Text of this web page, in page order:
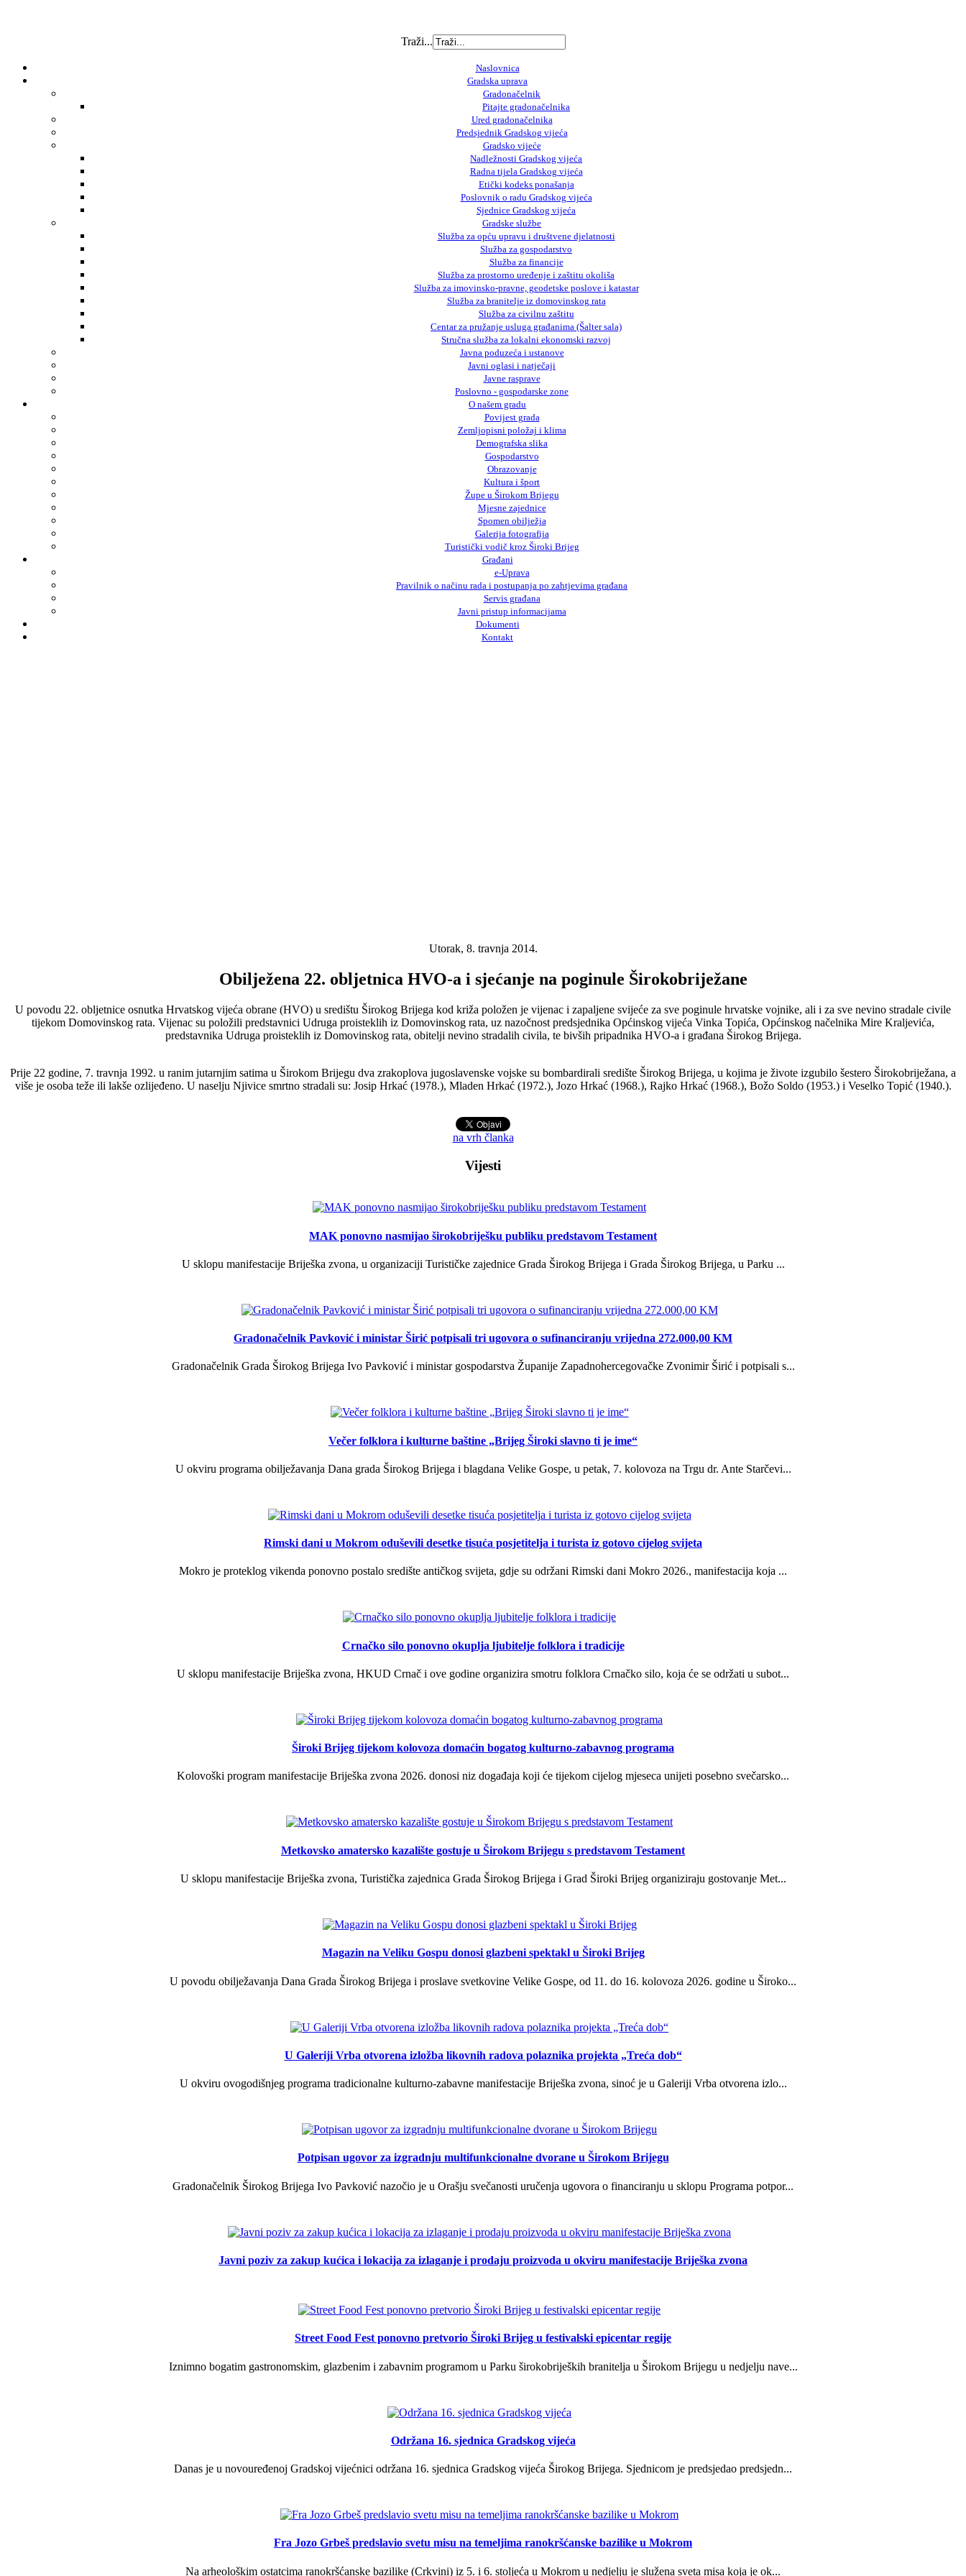
Traži...
Naslovnica
Gradska uprava
Gradonačelnik
Pitajte gradonačelnika
Ured gradonačelnika
Predsjednik Gradskog vijeća
Gradsko vijeće
Nadležnosti Gradskog vijeća
Radna tijela Gradskog vijeća
Etički kodeks ponašanja
Poslovnik o radu Gradskog vijeća
Sjednice Gradskog vijeća
Gradske službe
Služba za opću upravu i društvene djelatnosti
Služba za gospodarstvo
Služba za financije
Služba za prostorno uređenje i zaštitu okoliša
Služba za imovinsko-pravne, geodetske poslove i katastar
Služba za branitelje iz domovinskog rata
Služba za civilnu zaštitu
Centar za pružanje usluga građanima (Šalter sala)
Stručna služba za lokalni ekonomski razvoj
Javna poduzeća i ustanove
Javni oglasi i natječaji
Javne rasprave
Poslovno - gospodarske zone
O našem gradu
Povijest grada
Zemljopisni položaj i klima
Demografska slika
Gospodarstvo
Obrazovanje
Kultura i šport
Župe u Širokom Brijegu
Mjesne zajednice
Spomen obilježja
Galerija fotografija
Turistički vodič kroz Široki Brijeg
Građani
e-Uprava
Pravilnik o načinu rada i postupanja po zahtjevima građana
Servis građana
Javni pristup informacijama
Dokumenti
Kontakt
Utorak, 8. travnja 2014.
Obilježena 22. obljetnica HVO-a i sjećanje na poginule Širokobriježane
U povodu 22. obljetnice osnutka Hrvatskog vijeća obrane (HVO) u središtu Širokog Brijega kod križa položen je vijenac i zapaljene svijeće za sve poginule hrvatske vojnike, ali i za sve nevino stradale civile
tijekom Domovinskog rata. Vijenac su položili predstavnici Udruga proisteklih iz Domovinskog rata, uz nazočnost predsjednika Općinskog vijeća Vinka Topića, Općinskog načelnika Mire Kraljevića,
predstavnika Udruga proisteklih iz Domovinskog rata, obitelji nevino stradalih civila, te bivših pripadnika HVO-a i građana Širokog Brijega.
Prije 22 godine, 7. travnja 1992. u ranim jutarnjim satima u Širokom Brijegu dva zrakoplova jugoslavenske vojske su bombardirali središte Širokog Brijega, u kojima je živote izgubilo šestero Širokobriježana, a
više je osoba teže ili lakše ozlijeđeno. U naselju Njivice smrtno stradali su: Josip Hrkać (1978.), Mladen Hrkać (1972.), Jozo Hrkać (1968.), Rajko Hrkać (1968.), Božo Soldo (1953.) i Veselko Topić (1940.).
na vrh članka
Vijesti
MAK ponovno nasmijao širokobriješku publiku predstavom Testament
U sklopu manifestacije Briješka zvona, u organizaciji Turističke zajednice Grada Širokog Brijega i Grada Širokog Brijega, u Parku ...
Gradonačelnik Pavković i ministar Širić potpisali tri ugovora o sufinanciranju vrijedna 272.000,00 KM
Gradonačelnik Grada Širokog Brijega Ivo Pavković i ministar gospodarstva Županije Zapadnohercegovačke Zvonimir Širić i potpisali s...
Večer folklora i kulturne baštine „Brijeg Široki slavno ti je ime“
U okviru programa obilježavanja Dana grada Širokog Brijega i blagdana Velike Gospe, u petak, 7. kolovoza na Trgu dr. Ante Starčevi...
Rimski dani u Mokrom oduševili desetke tisuća posjetitelja i turista iz gotovo cijelog svijeta
Mokro je proteklog vikenda ponovno postalo središte antičkog svijeta, gdje su održani Rimski dani Mokro 2026., manifestacija koja ...
Crnačko silo ponovno okuplja ljubitelje folklora i tradicije
U sklopu manifestacije Briješka zvona, HKUD Crnač i ove godine organizira smotru folklora Crnačko silo, koja će se održati u subot...
Široki Brijeg tijekom kolovoza domaćin bogatog kulturno-zabavnog programa
Kolovoški program manifestacije Briješka zvona 2026. donosi niz događaja koji će tijekom cijelog mjeseca unijeti posebno svečarsko...
Metkovsko amatersko kazalište gostuje u Širokom Brijegu s predstavom Testament
U sklopu manifestacije Briješka zvona, Turistička zajednica Grada Širokog Brijega i Grad Široki Brijeg organiziraju gostovanje Met...
Magazin na Veliku Gospu donosi glazbeni spektakl u Široki Brijeg
U povodu obilježavanja Dana Grada Širokog Brijega i proslave svetkovine Velike Gospe, od 11. do 16. kolovoza 2026. godine u Široko...
U Galeriji Vrba otvorena izložba likovnih radova polaznika projekta „Treća dob“
U okviru ovogodišnjeg programa tradicionalne kulturno-zabavne manifestacije Briješka zvona, sinoć je u Galeriji Vrba otvorena izlo...
Potpisan ugovor za izgradnju multifunkcionalne dvorane u Širokom Brijegu
Gradonačelnik Širokog Brijega Ivo Pavković nazočio je u Orašju svečanosti uručenja ugovora o financiranju u sklopu Programa potpor...
Javni poziv za zakup kućica i lokacija za izlaganje i prodaju proizvoda u okviru manifestacije Briješka zvona
Street Food Fest ponovno pretvorio Široki Brijeg u festivalski epicentar regije
Iznimno bogatim gastronomskim, glazbenim i zabavnim programom u Parku širokobrijeških branitelja u Širokom Brijegu u nedjelju nave...
Održana 16. sjednica Gradskog vijeća
Danas je u novouređenoj Gradskoj vijećnici održana 16. sjednica Gradskog vijeća Širokog Brijega. Sjednicom je predsjedao predsjedn...
Fra Jozo Grbeš predslavio svetu misu na temeljima ranokršćanske bazilike u Mokrom
Na arheološkim ostatcima ranokršćanske bazilike (Crkvini) iz 5. i 6. stoljeća u Mokrom u nedjelju je služena sveta misa koja je ok...